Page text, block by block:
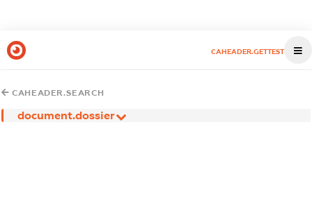
CAHEADER.GETTEST
CAHEADER.SEARCH
document.dossier